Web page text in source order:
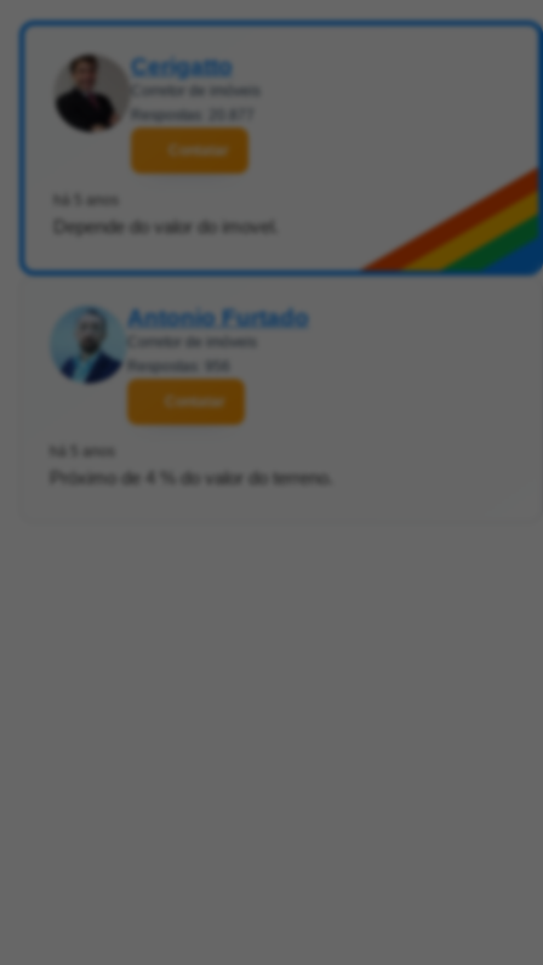
Cerigatto
Corretor de imóveis
Respostas: 20.877
Contatar
há 5 anos
Depende do valor do imovel.
Antonio Furtado
Corretor de imóveis
Respostas: 956
Contatar
há 5 anos
Próximo de 4 % do valor do terreno.